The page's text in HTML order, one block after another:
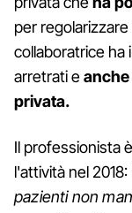
per
collaboratrice ha
arretrati e
privata.
Il professionista
l'attività nel 2018:
pazienti non